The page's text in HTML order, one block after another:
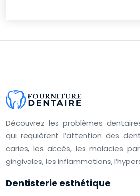
Découvrez les problèmes
qui requièrent l’attention des
caries, les abcès, les maladies
gingivales, les inflammations,
Dentisterie esthétique